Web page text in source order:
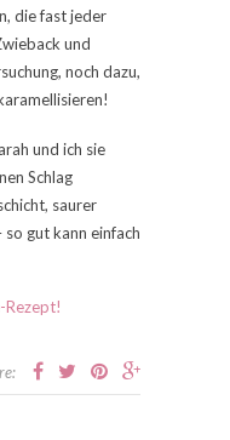
die fast jeder
und
noch dazu,
und ich sie
Schlag
saurer
gut kann einfach
Rezept!